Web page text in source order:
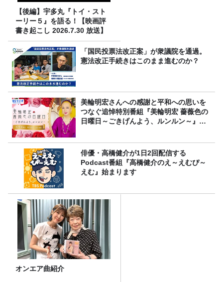
【後編】宇多丸『トイ・スト
ーリー５』を語る！【映画評
書き起こし 2026.7.30 放送】
「国民投票法改正案」が衆議院を通過。
憲法改正手続きはこのまま進むのか？
美輪明宏さんへの感謝と平和への思いを
つなぐ追悼特別番組『美輪明宏 薔薇色の
日曜日～ごきげんよう、ルンルン～』
俳優・高橋健介が1日2回配信する
Podcast番組『高橋健介のえ～えむぴ～
えむ』始まります
オンエア曲紹介